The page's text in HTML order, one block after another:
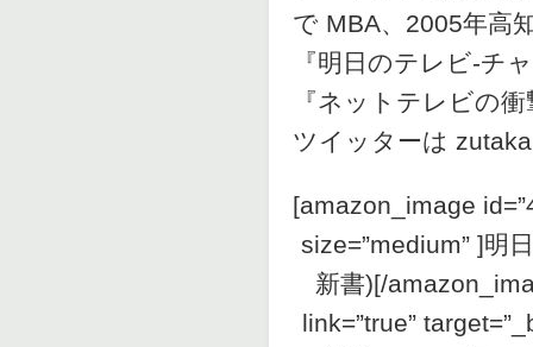
で MBA、2005年高
『明日のテレビ-チ
『ネットテレビの
ツイッターは zutaka
[amazon_image
size=”medium” ]明
新書)[/
link=”true”